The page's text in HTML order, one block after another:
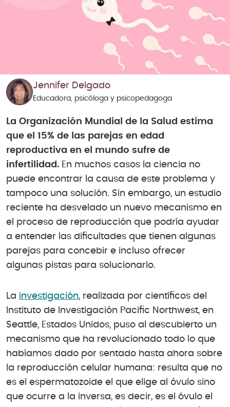
Jennifer Delgado
Educadora, psicóloga y psicopedagoga
La Organización Mundial de la Salud estima
que el 15% de las parejas en edad
reproductiva en el mundo sufre de
infertilidad. En muchos casos la ciencia no
puede encontrar la causa de este problema y
tampoco una solución. Sin embargo, un estudio
reciente ha desvelado un nuevo mecanismo en
el proceso de reproducción que podría ayudar
a entender las dificultades que tienen algunas
parejas para concebir e incluso ofrecer
algunas pistas para solucionarlo.
La investigación, realizada por científicos del
Instituto de Investigación Pacific Northwest, en
Seattle, Estados Unidos, puso al descubierto un
mecanismo que ha revolucionado todo lo que
habíamos dado por sentado hasta ahora sobre
la reproducción celular humana: resulta que no
es el espermatozoide el que elige al óvulo sino
que ocurre a la inversa, es decir, es el óvulo el